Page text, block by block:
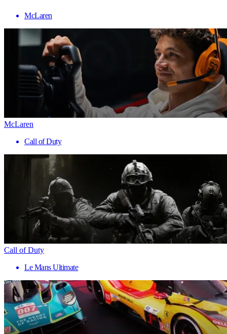
McLaren
McLaren
Call of Duty
Call of Duty
Le Mans Ultimate